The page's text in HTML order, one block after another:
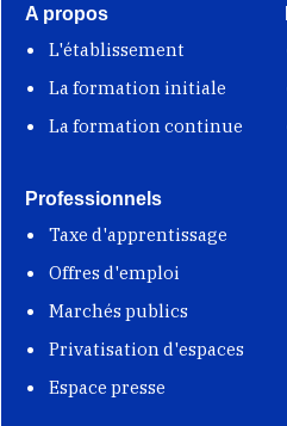
A propos
L'établissement
La formation initiale
La formation continue
Professionnels
Taxe d'apprentissage
Offres d'emploi
Marchés publics
Privatisation d'espaces
Espace presse